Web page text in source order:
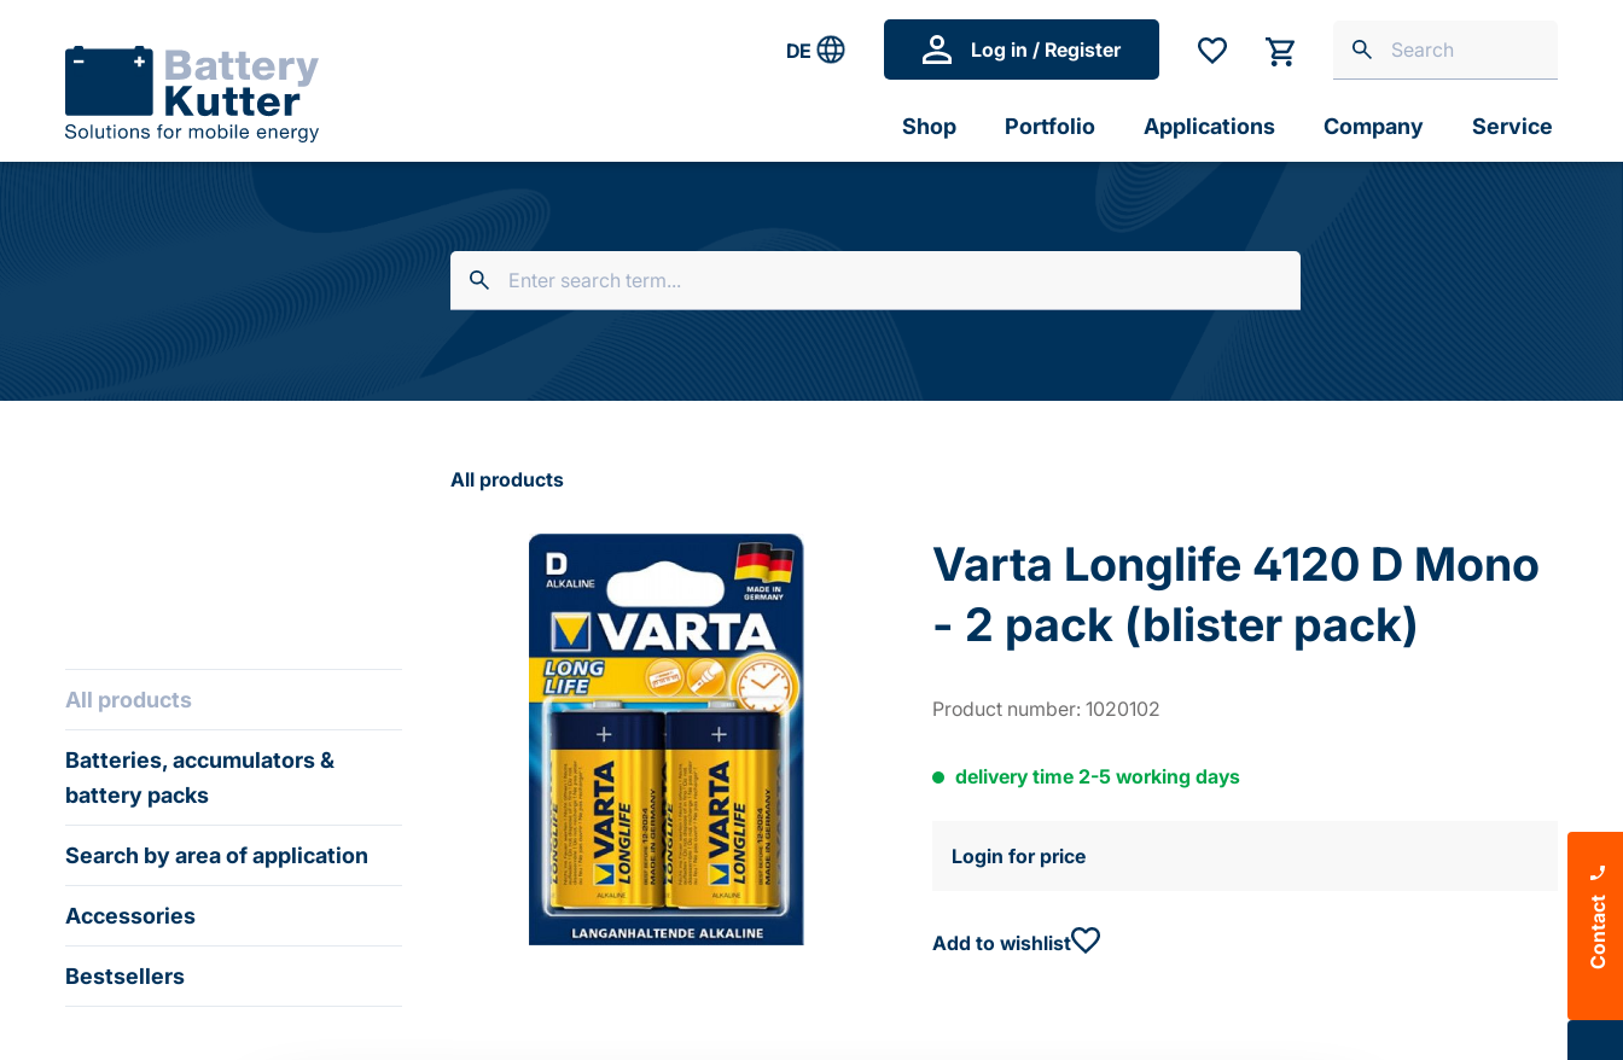
DE Log in / Register
Shop Portfolio Applications Company Service
All products
Batteries, accumulators &
battery packs
Search by area of application
Accessories
Bestsellers
All products
Varta Longlife 4120 D Mono
- 2 pack (blister pack)
Product number: 1020102
delivery time 2-5 working days
Login for price
Add to wishlist Contact